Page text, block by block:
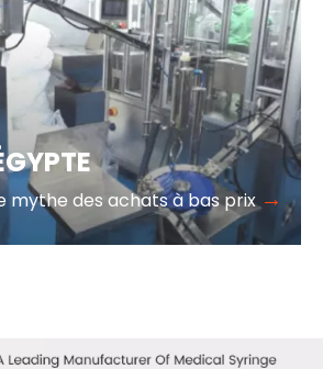
mythe des achats à bas prix →